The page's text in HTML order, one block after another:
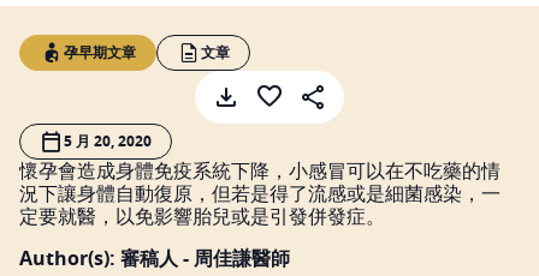
孕早期文章 文章
5 月 20, 2020
懷孕會造成身體免疫系統下降，小感冒可以在不吃藥的情
況下讓身體自動復原，但若是得了流感或是細菌感染，一
定要就醫，以免影響胎兒或是引發併發症。
Author(s): 審稿人 - 周佳謙醫師